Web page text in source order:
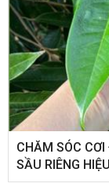
CHĂM SÓC
SẦU RIÊNG